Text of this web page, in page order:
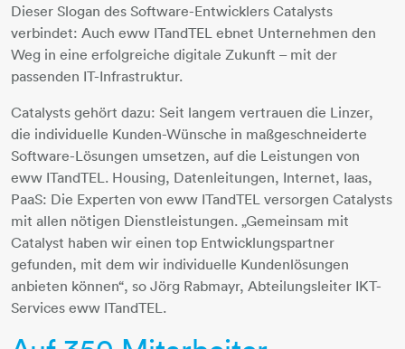
Dieser Slogan des Software-Entwicklers Catalysts
verbindet: Auch eww ITandTEL ebnet Unternehmen den
Weg in eine erfolgreiche digitale Zukunft – mit der
passenden IT-Infrastruktur.
Catalysts gehört dazu: Seit langem vertrauen die Linzer,
die individuelle Kunden-Wünsche in maßgeschneiderte
Software-Lösungen umsetzen, auf die Leistungen von
eww ITandTEL. Housing, Datenleitungen, Internet, Iaas,
PaaS: Die Experten von eww ITandTEL versorgen Catalysts
mit allen nötigen Dienstleistungen. „Gemeinsam mit
Catalyst haben wir einen top Entwicklungspartner
gefunden, mit dem wir individuelle Kundenlösungen
anbieten können“, so Jörg Rabmayr, Abteilungsleiter IKT-
Services eww ITandTEL.